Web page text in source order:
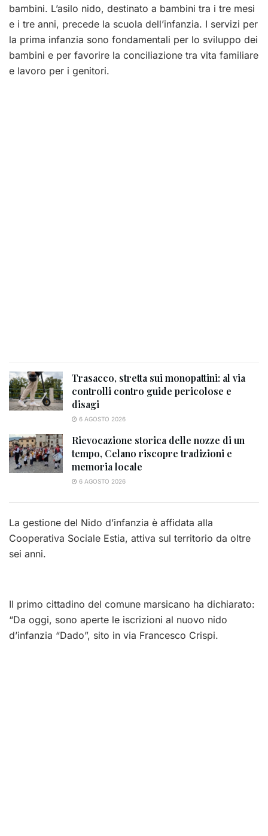
bambini. L’asilo nido, destinato a bambini tra i tre mesi
e i tre anni, precede la scuola dell’infanzia. I servizi per
la prima infanzia sono fondamentali per lo sviluppo dei
bambini e per favorire la conciliazione tra vita familiare
e lavoro per i genitori.
Trasacco, stretta sui monopattini: al via
controlli contro guide pericolose e
disagi
6 AGOSTO 2026
Rievocazione storica delle nozze di un
tempo, Celano riscopre tradizioni e
memoria locale
6 AGOSTO 2026
La gestione del Nido d’infanzia è affidata alla
Cooperativa Sociale Estia, attiva sul territorio da oltre
sei anni.
Il primo cittadino del comune marsicano ha dichiarato:
“Da oggi, sono aperte le iscrizioni al nuovo nido
d’infanzia “Dado”, sito in via Francesco Crispi.